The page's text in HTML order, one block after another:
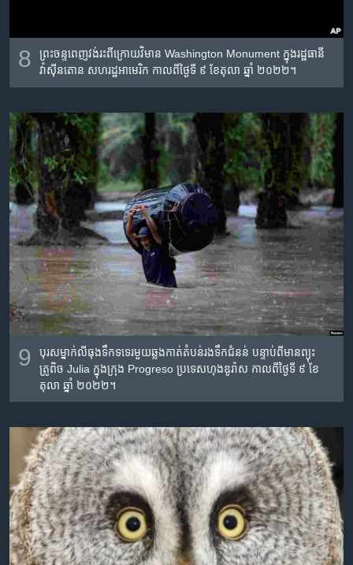
8
ព្រះចន្ទ​ពេញវង់​រះ​ពី​ក្រោយ​វិមាន Washington Monument ក្នុង​រដ្ឋធានី​
វ៉ាស៊ីនតោន សហរដ្ឋអាមេរិក កាល​ពី​ថ្ងៃ​ទី ៩ ខែ​តុលា ឆ្នាំ​ ២០២២។
9
បុរស​ម្នាក់​លី​ធុងទឹក​ទទេរ​មួយ​ឆ្លងកាត់​តំបន់​រង​ទឹកជំនន់ បន្ទាប់​ពី​មាន​ព្យុះ
ត្រូពិច​ Julia ក្នុង​ក្រុង Progreso ប្រទេស​ហុងឌូរ៉ាស កាល​ពី​ថ្ងៃ​ទី ៩ ខែ​
តុលា ឆ្នាំ​ ២០២២។